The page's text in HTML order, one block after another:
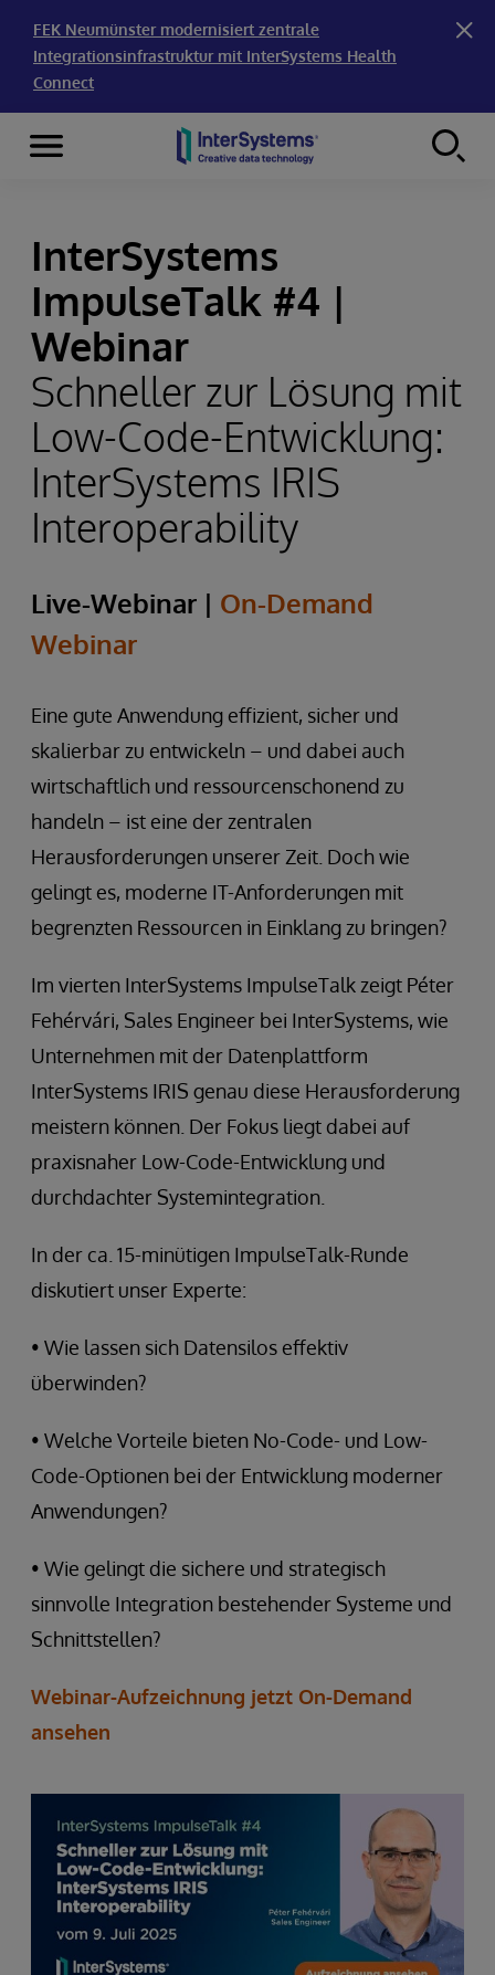
FEK Neumünster modernisiert zentrale
Integrationsinfrastruktur mit InterSystems Health
Connect
Skip to content
Menu
InterSystems
ImpulseTalk #4 |
Webinar
Schneller zur Lösung mit
Low-Code-Entwicklung:
InterSystems IRIS
Interoperability
Live-Webinar | On-Demand
Webinar
Eine gute Anwendung effizient, sicher und
skalierbar zu entwickeln – und dabei auch
wirtschaftlich und ressourcenschonend zu
handeln – ist eine der zentralen
Herausforderungen unserer Zeit. Doch wie
gelingt es, moderne IT-Anforderungen mit
begrenzten Ressourcen in Einklang zu bringen?
Im vierten InterSystems ImpulseTalk zeigt Péter
Fehérvári, Sales Engineer bei InterSystems, wie
Unternehmen mit der Datenplattform
InterSystems IRIS genau diese Herausforderung
meistern können. Der Fokus liegt dabei auf
praxisnaher Low-Code-Entwicklung und
durchdachter Systemintegration.
In der ca. 15-minütigen ImpulseTalk-Runde
diskutiert unser Experte:
• Wie lassen sich Datensilos effektiv
überwinden?
• Welche Vorteile bieten No-Code- und Low-
Code-Optionen bei der Entwicklung moderner
Anwendungen?
• Wie gelingt die sichere und strategisch
sinnvolle Integration bestehender Systeme und
Schnittstellen?
Webinar-Aufzeichnung jetzt On-Demand
ansehen